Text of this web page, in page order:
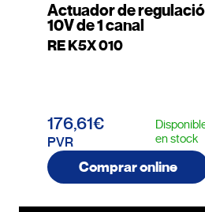
Actuador de
10V de 1 canal
RE K5X 010
176,61€
PVR
en stock
Comprar online